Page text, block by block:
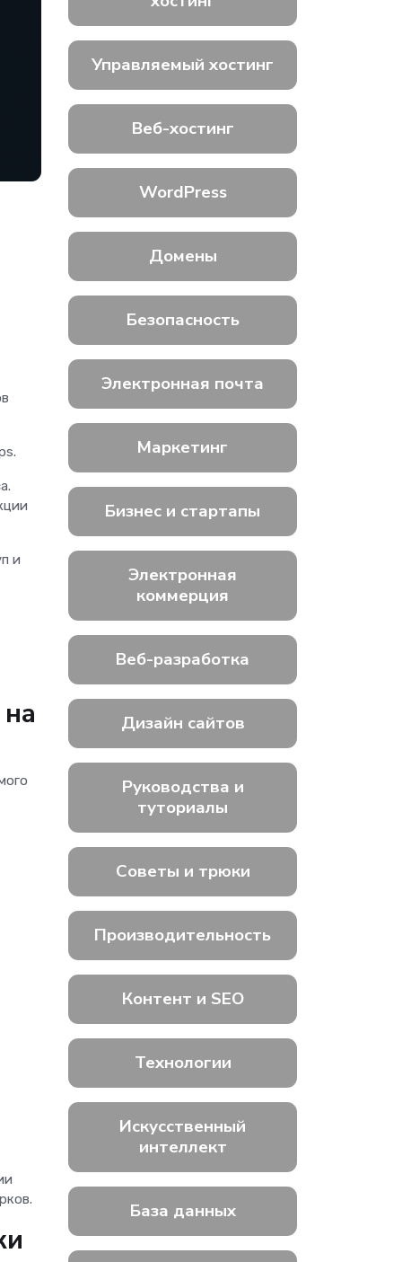
и
Управляемый хостинг
Веб-хостинг
WordPress
Домены
Безопасность
Электронная почта
Маркетинг
Бизнес и стартапы
Электронная
коммерция
Веб-разработка
Дизайн сайтов
Руководства и
туториалы
Советы и трюки
Производительность
Контент и SEO
Технологии
Искусственный
интеллект
База данных